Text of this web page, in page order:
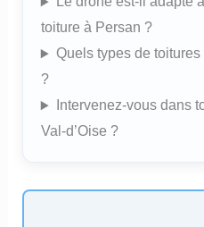
toiture à Persan ?
Quels types de
?
Intervenez-vous dans
Val-d’Oise ?